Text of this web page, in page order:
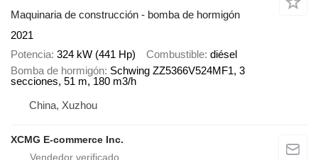
Maquinaria de construcción - bomba de hormigón
2021
Potencia 324 kW (441 Hp) Combustible diésel
Bomba de hormigón Schwing ZZ5366V524MF1, 3
secciones, 51 m, 180 m3/h
China, Xuzhou
XCMG E-commerce Inc.